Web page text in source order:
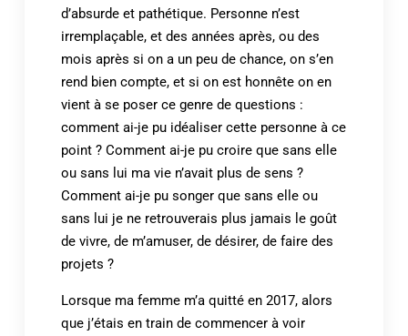
d’absurde et pathétique. Personne n’est
irremplaçable, et des années après, ou des
mois après si on a un peu de chance, on s’en
rend bien compte, et si on est honnête on en
vient à se poser ce genre de questions :
comment ai-je pu idéaliser cette personne à ce
point ? Comment ai-je pu croire que sans elle
ou sans lui ma vie n’avait plus de sens ?
Comment ai-je pu songer que sans elle ou
sans lui je ne retrouverais plus jamais le goût
de vivre, de m’amuser, de désirer, de faire des
projets ?
Lorsque ma femme m’a quitté en 2017, alors
que j’étais en train de commencer à voir